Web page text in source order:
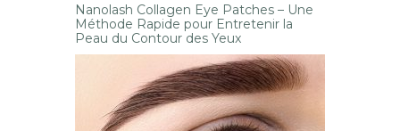
Nanolash Collagen Eye Patches – Une
Méthode Rapide pour Entretenir la
Peau du Contour des Yeux